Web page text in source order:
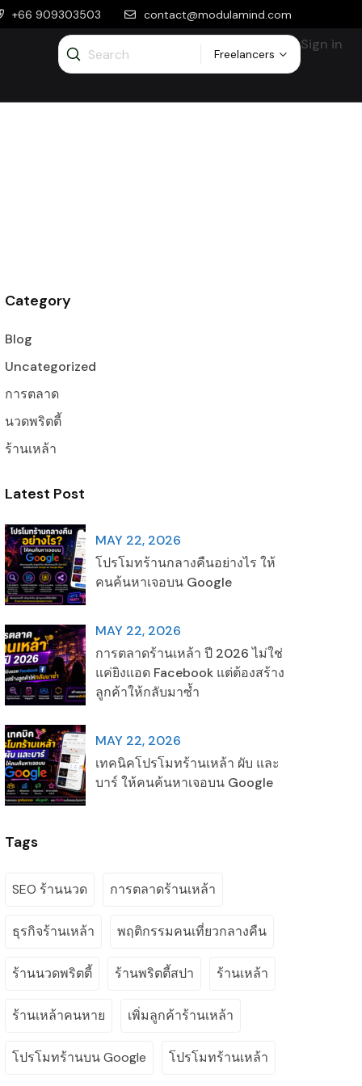
+66 909303503 contact@modulamind.com
Freelancers
Sign in
Category
Blog
Uncategorized
การตลาด
นวดพริตตี้
ร้านเหล้า
Latest Post
MAY 22, 2026
โปรโมทร้านกลางคืนอย่างไร ให้
คนค้นหาเจอบน Google
MAY 22, 2026
การตลาดร้านเหล้า ปี 2026 ไม่ใช่
แค่ยิงแอด Facebook แต่ต้องสร้าง
ลูกค้าให้กลับมาซ้ำ
MAY 22, 2026
เทคนิคโปรโมทร้านเหล้า ผับ และ
บาร์ ให้คนค้นหาเจอบน Google
Tags
SEO ร้านนวด การตลาดร้านเหล้า
ธุรกิจร้านเหล้า พฤติกรรมคนเที่ยวกลางคืน
ร้านนวดพริตตี้ ร้านพริตตี้สปา ร้านเหล้า
ร้านเหล้าคนหาย เพิ่มลูกค้าร้านเหล้า
โปรโมทร้านบน Google โปรโมทร้านเหล้า